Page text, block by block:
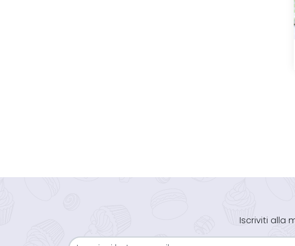
Iscriviti alla